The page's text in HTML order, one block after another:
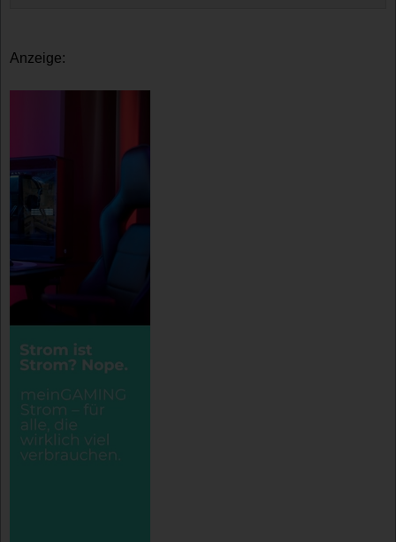
Anzeige: